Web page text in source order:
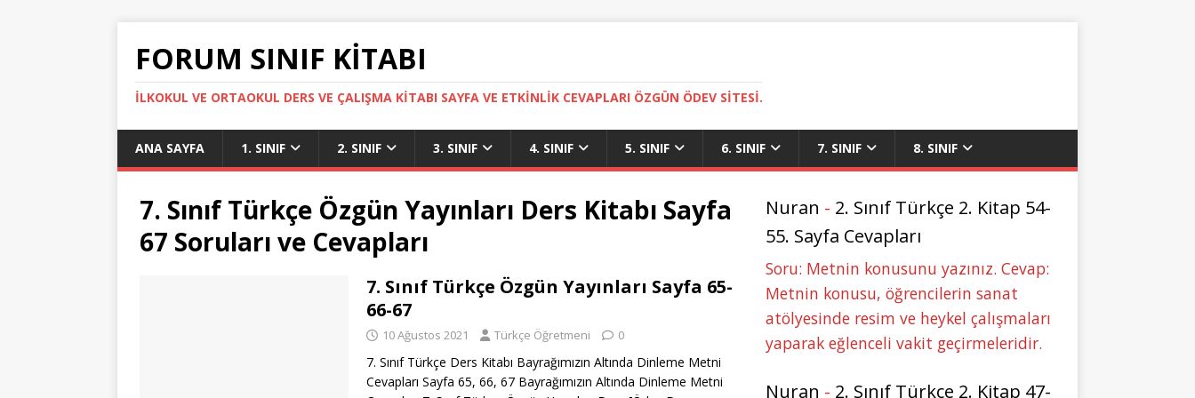
FORUM SINIF KITABI
İLKOKUL VE ORTAOKUL DERS VE ÇALIŞMA KITABI SAYFA VE ETKINLIK CEVAPLARI ÖZGÜN ÖDEV SITESI.
ANA SAYFA 1. SINIF 2. SINIF 3. SINIF 4. SINIF 5. SINIF 6. SINIF 7. SINIF 8. SINIF
7. Sınıf Türkçe Özgün Yayınları Ders Kitabı Sayfa
67 Soruları ve Cevapları
7. Sınıf Türkçe Özgün Yayınları Sayfa 65-
66-67
10 Ağustos 2021 Türkçe Öğretmeni 0
7. Sınıf Türkçe Ders Kitabı Bayrağımızın Altında Dinleme Metni
Cevapları Sayfa 65, 66, 67 Bayrağımızın Altında Dinleme Metni
Nuran - 2. Sınıf Türkçe 2. Kitap 54-
55. Sayfa Cevapları
Soru: Metnin konusunu yazınız. Cevap:
Metnin konusu, öğrencilerin sanat
atölyesinde resim ve heykel çalışmaları
yaparak eğlenceli vakit geçirmeleridir.
Nuran - 2. Sınıf Türkçe 2. Kitap 47-